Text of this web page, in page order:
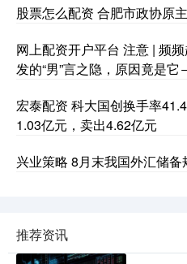
股票怎么配资 合肥市政协原
网上配资开户平台 注意 | 频
发的“男”言之隐，原因竟是
宏泰配资 科大国创换手率
1.03亿元，卖出4.62亿元
兴业策略 8月末我国外汇储
推荐资讯